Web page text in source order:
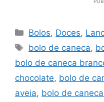
Categorias
Bolos, Doces,
Tags
bolo de caneca,
bolo de caneca
chocolate, bolo de
aveia, bolo de